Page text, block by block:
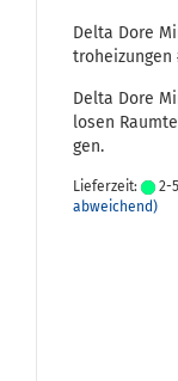
Delta Dore
tro­hei­zun­gen
Delta Dore
lo­sen
gen.
Lieferzeit: 2-
abweichend)